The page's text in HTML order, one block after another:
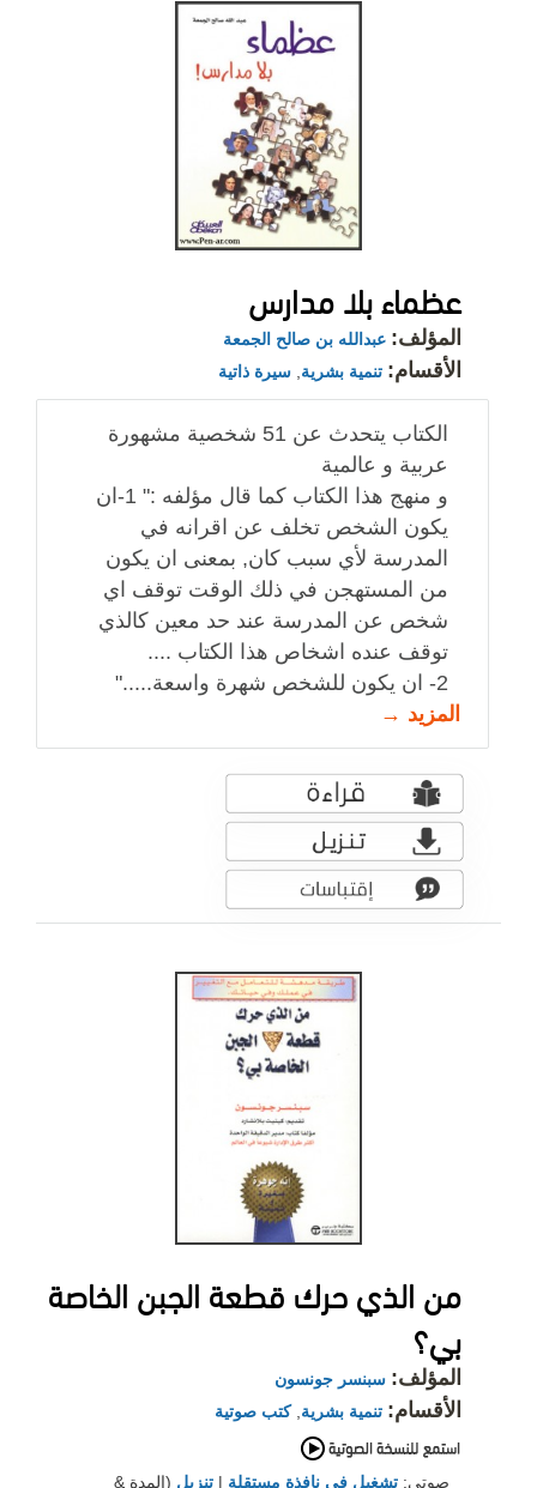
عظماء بلا مدارس
المؤلف: عبدالله بن صالح الجمعة
الأقسام: تنمية بشرية, سيرة ذاتية
الكتاب يتحدث عن 51 شخصية مشهورة
عربية و عالمية
و منهج هذا الكتاب كما قال مؤلفه :" 1-ان
يكون الشخص تخلف عن اقرانه في
المدرسة لأي سبب كان, بمعنى ان يكون
من المستهجن في ذلك الوقت توقف اي
شخص عن المدرسة عند حد معين كالذي
توقف عنده اشخاص هذا الكتاب ....
2- ان يكون للشخص شهرة واسعة....."
المزيد →
من الذي حرك قطعة الجبن الخاصة
بي؟
المؤلف: سبنسر جونسون
الأقسام: تنمية بشرية ,كتب صوتية
صوتي: تشغيل في نافذة مستقلة | تنزيل (المدة &